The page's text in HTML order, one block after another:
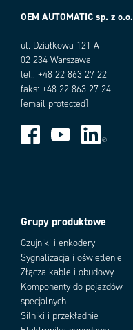
Warianty produktu
OEM AUTOMATIC sp. z o.o.
ul. Działkowa 121 A
02-234 Warszawa
tel.: +48 22 863 27 22
faks: +48 22 863 27 24
[email protected]
Grupy produktowe
Czujniki i enkodery
Sygnalizacja i oświetlenie
Złącza kable i obudowy
Komponenty do pojazdów
specjalnych
Silniki i przekładnie